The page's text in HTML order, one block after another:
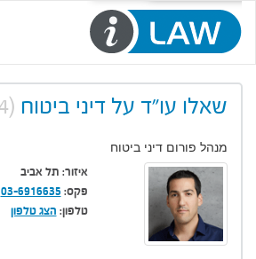
שאלו עו"ד על דיני ביטוח (184)
מנהל פורום דיני ביטוח
איזור: תל אביב
פקס: 03-6916635
טלפון: הצג טלפון